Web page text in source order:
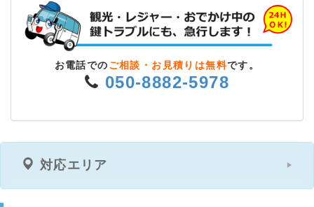
お電話での ご相談・お見積りは無料です。
050-8882-5978
対応エリア